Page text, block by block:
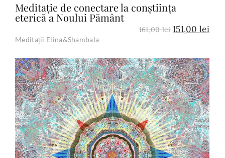
Meditație de conectare la conștiința
eterică a Noului Pământ
161,00lei 151,00lei
Meditații Elina&Shambala